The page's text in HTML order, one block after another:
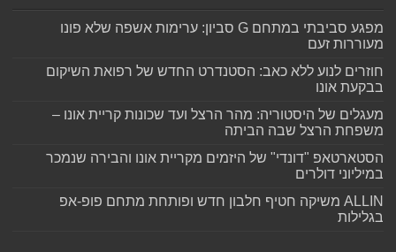
מפגע סביבתי במתחם G סביון: ערימות אשפה שלא פונו
מעוררות זעם
חוזרים לנוע ללא כאב: הסטנדרט החדש של רפואת השיקום
בבקעת אונו
מעגלים של היסטוריה: מהר הרצל ועד שכונות קריית אונו –
משפחת הרצל שבה הביתה
הסטארטאפ "דונדי" של היזמים מקריית אונו והבירה שנמכר
במיליוני דולרים
ALLIN משיקה חטיף חלבון חדש ופותחת מתחם פופ-אפ
בגלילות